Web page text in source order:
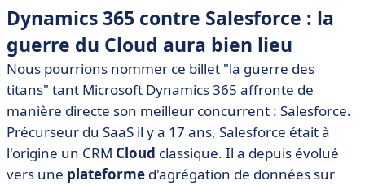
Dynamics 365 contre Salesforce : la
guerre du Cloud aura bien lieu
Nous pourrions nommer ce billet "la guerre des
titans" tant Microsoft Dynamics 365 affronte de
manière directe son meilleur concurrent : Salesforce.
Précurseur du SaaS il y a 17 ans, Salesforce était à
l'origine un CRM Cloud classique. Il a depuis évolué
vers une plateforme d'agrégation de données sur